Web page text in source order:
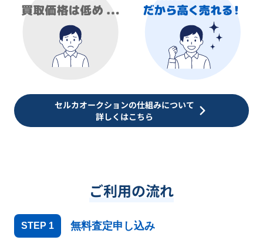
セルカオークションの仕組みについて
詳しくはこちら
ご利用の流れ
STEP 1 無料査定申し込み